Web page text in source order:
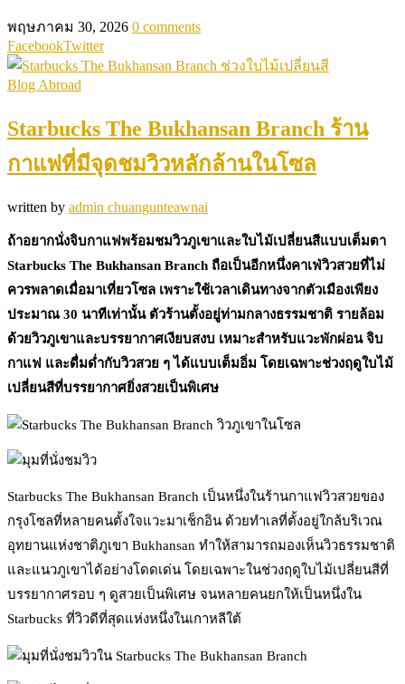
พฤษภาคม 30, 2026 0 comments
FacebookTwitter
Blog Abroad
Starbucks The Bukhansan Branch ร้าน
กาแฟที่มีจุดชมวิวหลักล้านในโซล
written by admin chuangunteawnai
ถ้าอยากนั่งจิบกาแฟพร้อมชมวิวภูเขาและใบไม้เปลี่ยนสีแบบเต็มตา
Starbucks The Bukhansan Branch ถือเป็นอีกหนึ่งคาเฟ่วิวสวยที่ไม่
ควรพลาดเมื่อมาเที่ยวโซล เพราะใช้เวลาเดินทางจากตัวเมืองเพียง
ประมาณ 30 นาทีเท่านั้น ตัวร้านตั้งอยู่ท่ามกลางธรรมชาติ รายล้อม
ด้วยวิวภูเขาและบรรยากาศเงียบสงบ เหมาะสำหรับแวะพักผ่อน จิบ
กาแฟ และดื่มด่ำกับวิวสวย ๆ ได้แบบเต็มอิ่ม โดยเฉพาะช่วงฤดูใบไม้
เปลี่ยนสีที่บรรยากาศยิ่งสวยเป็นพิเศษ
Starbucks The Bukhansan Branch เป็นหนึ่งในร้านกาแฟวิวสวยของ
กรุงโซลที่หลายคนตั้งใจแวะมาเช็กอิน ด้วยทำเลที่ตั้งอยู่ใกล้บริเวณ
อุทยานแห่งชาติภูเขา Bukhansan ทำให้สามารถมองเห็นวิวธรรมชาติ
และแนวภูเขาได้อย่างโดดเด่น โดยเฉพาะในช่วงฤดูใบไม้เปลี่ยนสีที่
บรรยากาศรอบ ๆ ดูสวยเป็นพิเศษ จนหลายคนยกให้เป็นหนึ่งใน
Starbucks ที่วิวดีที่สุดแห่งหนึ่งในเกาหลีใต้